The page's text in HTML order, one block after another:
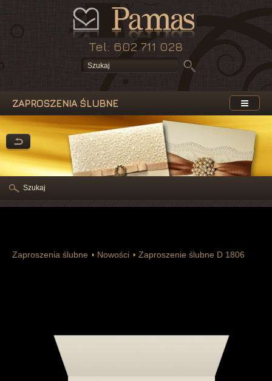
Tel: 602 711 028
ZAPROSZENIA ŚLUBNE
Zaproszenia ślubne Nowości Zaproszenie ślubne D 1806
Szukaj